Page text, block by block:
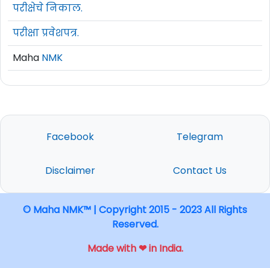
परीक्षेचे निकाल.
परीक्षा प्रवेशपत्र.
Maha NMK
Facebook Telegram
Disclaimer Contact Us
© Maha NMK™ | Copyright 2015 - 2023 All Rights
Reserved.
Made with ❤ in India.